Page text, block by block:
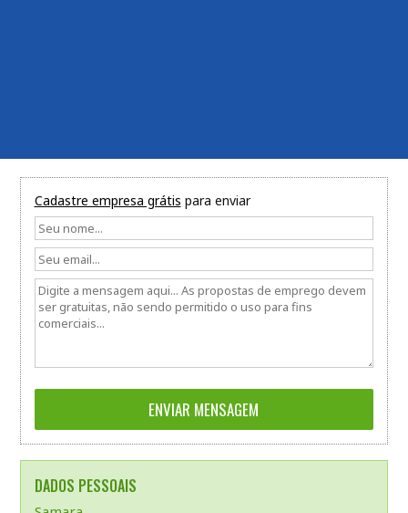
Cadastre empresa grátis para enviar
DADOS PESSOAIS